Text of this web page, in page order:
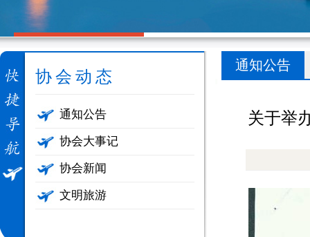
协会动态
通知公告
协会大事记
协会新闻
文明旅游
通知公告
关于举